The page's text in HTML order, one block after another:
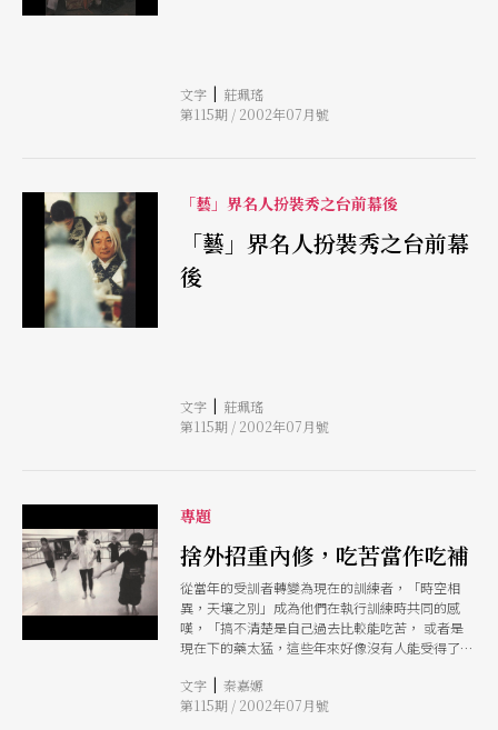
文字 | 莊珮瑤
第115期 / 2002年07月號
「藝」界名人扮裝秀之台前幕後
「藝」界名人扮裝秀之台前幕
後
文字 | 莊珮瑤
第115期 / 2002年07月號
專題
捨外招重內修，吃苦當作吃補
從當年的受訓者轉變為現在的訓練者，「時空相
異，天壤之別」成為他們在執行訓練時共同的感
嘆，「搞不清楚是自己過去比較能吃苦， 或者是
現在下的藥太猛，這些年來好像沒有人能受得了嚴
文字 | 秦嘉嫄
第115期 / 2002年07月號